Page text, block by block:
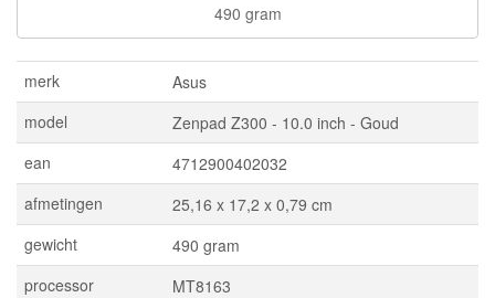
490 gram
merk
Asus
model
Zenpad Z300 - 10.0 inch - Goud
ean
4712900402032
afmetingen
25,16 x 17,2 x 0,79 cm
gewicht
490 gram
processor
MT8163